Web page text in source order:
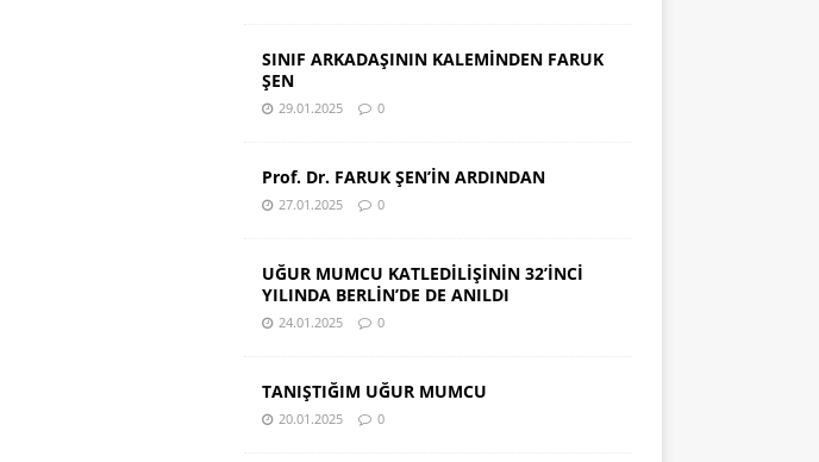
SINIF ARKADAŞININ KALEMİNDEN FARUK
ŞEN
29.01.2025 0
Prof. Dr. FARUK ŞEN’İN ARDINDAN
27.01.2025 0
UĞUR MUMCU KATLEDİLİŞİNİN 32’İNCİ
YILINDA BERLİN’DE DE ANILDI
24.01.2025 0
TANIŞTIĞIM UĞUR MUMCU
20.01.2025 0